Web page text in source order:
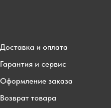
Доставка и оплата
Гарантия и сервис
Оформление заказа
Возврат товара